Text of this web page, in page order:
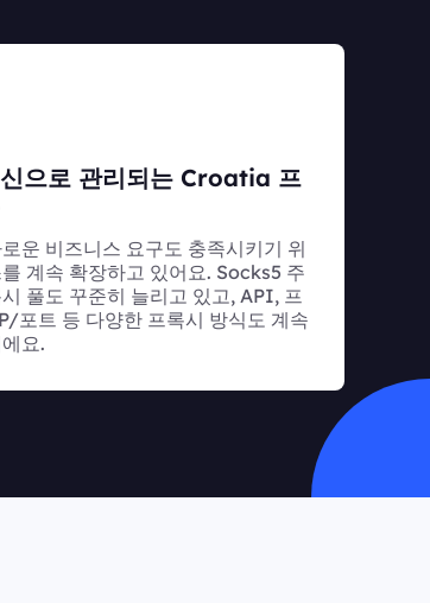
으로 관리되는 Croatia 프
운 비즈니스 요구도 충족시키기 위
계속 확장하고 있어요. Socks5 주
풀도 꾸준히 늘리고 있고, API, 프
포트 등 다양한 프록시 방식도 계속
요.